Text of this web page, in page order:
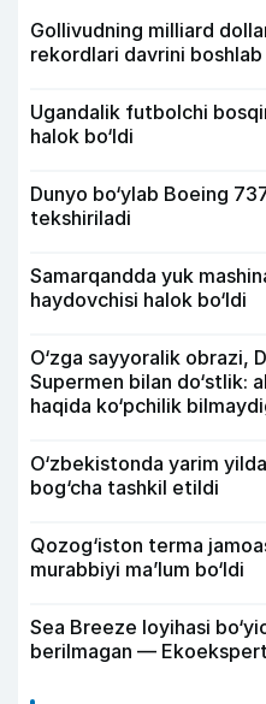
Gollivudning milliard
rekordlari davrini
Ugandalik futbolchi
halok bo‘ldi
Dunyo bo‘ylab Boeing
tekshiriladi
Samarqandda yuk
haydovchisi halok bo‘ldi
O‘zga sayyoralik obrazi,
Supermen bilan do‘stlik:
haqida ko‘pchilik
O‘zbekistonda yarim
bog‘cha tashkil etildi
Qozog‘iston terma
murabbiyi ma’lum bo‘ldi
Sea Breeze loyihasi
berilmagan —